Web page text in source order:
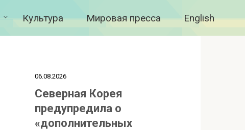
Культура Мировая пресса English
06.08.2026
Северная Корея
предупредила о
«дополнительных